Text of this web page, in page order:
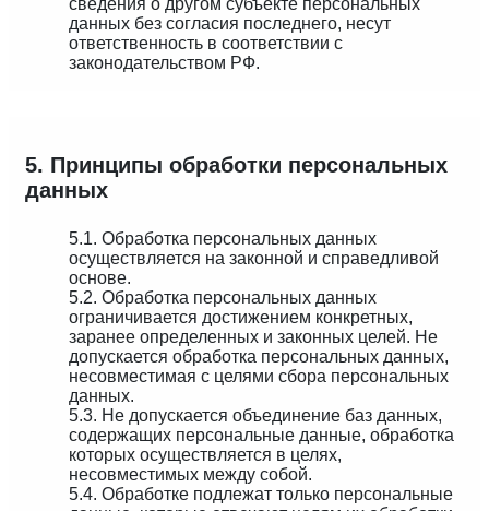
данных без согласия последнего, несут
ответственность в соответствии с
законодательством РФ.
5. Принципы обработки персональных
данных
5.1. Обработка персональных данных
осуществляется на законной и справедливой
основе.
5.2. Обработка персональных данных
ограничивается достижением конкретных,
заранее определенных и законных целей. Не
допускается обработка персональных данных,
несовместимая с целями сбора персональных
данных.
5.3. Не допускается объединение баз данных,
содержащих персональные данные, обработка
которых осуществляется в целях,
несовместимых между собой.
5.4. Обработке подлежат только персональные